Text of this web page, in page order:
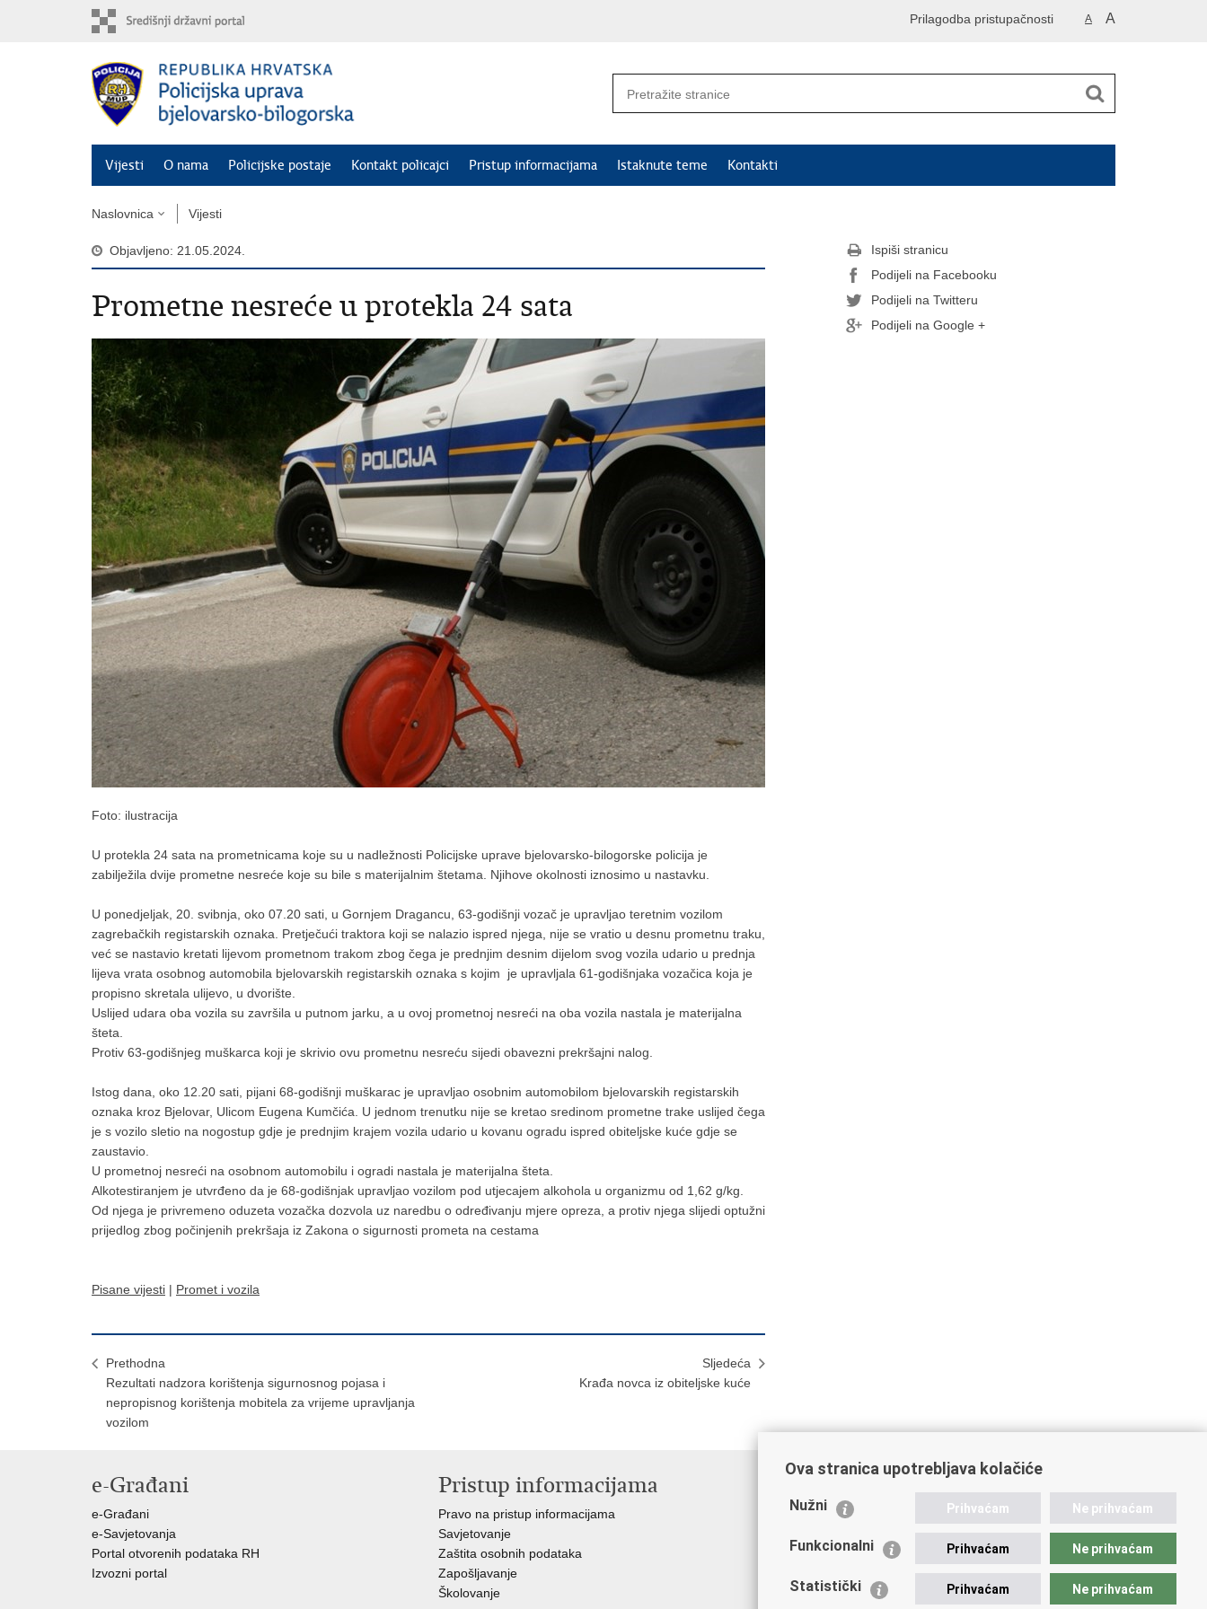
A A
Prilagodba pristupačnosti
Vijesti O nama Policijske postaje Kontakt policajci Pristup informacijama Istaknute teme Kontakti
Naslovnica Vijesti
Objavljeno: 21.05.2024.
Prometne nesreće u protekla 24 sata
Foto: ilustracija
U protekla 24 sata na prometnicama koje su u nadležnosti Policijske uprave bjelovarsko-bilogorske policija je
zabilježila dvije prometne nesreće koje su bile s materijalnim štetama. Njihove okolnosti iznosimo u nastavku.
U ponedjeljak, 20. svibnja, oko 07.20 sati, u Gornjem Dragancu, 63-godišnji vozač je upravljao teretnim vozilom
zagrebačkih registarskih oznaka. Pretječući traktora koji se nalazio ispred njega, nije se vratio u desnu prometnu traku,
već se nastavio kretati lijevom prometnom trakom zbog čega je prednjim desnim dijelom svog vozila udario u prednja
lijeva vrata osobnog automobila bjelovarskih registarskih oznaka s kojim je upravljala 61-godišnjaka vozačica koja je
propisno skretala ulijevo, u dvorište.
Uslijed udara oba vozila su završila u putnom jarku, a u ovoj prometnoj nesreći na oba vozila nastala je materijalna
šteta.
Protiv 63-godišnjeg muškarca koji je skrivio ovu prometnu nesreću sijedi obavezni prekršajni nalog.
Istog dana, oko 12.20 sati, pijani 68-godišnji muškarac je upravljao osobnim automobilom bjelovarskih registarskih
oznaka kroz Bjelovar, Ulicom Eugena Kumčića. U jednom trenutku nije se kretao sredinom prometne trake uslijed čega
je s vozilo sletio na nogostup gdje je prednjim krajem vozila udario u kovanu ogradu ispred obiteljske kuće gdje se
zaustavio.
U prometnoj nesreći na osobnom automobilu i ogradi nastala je materijalna šteta.
Alkotestiranjem je utvrđeno da je 68-godišnjak upravljao vozilom pod utjecajem alkohola u organizmu od 1,62 g/kg.
Od njega je privremeno oduzeta vozačka dozvola uz naredbu o određivanju mjere opreza, a protiv njega slijedi optužni
prijedlog zbog počinjenih prekršaja iz Zakona o sigurnosti prometa na cestama
Pisane vijesti | Promet i vozila
Prethodna
Rezultati nadzora korištenja sigurnosnog pojasa i
nepropisnog korištenja mobitela za vrijeme upravljanja
vozilom
Sljedeća
Krađa novca iz obiteljske kuće
Ispiši stranicu
Podijeli na Facebooku
Podijeli na Twitteru
Podijeli na Google +
e-Građani
e-Građani
e-Savjetovanja
Portal otvorenih podataka RH
Izvozni portal
Pristup informacijama
Pravo na pristup informacijama
Savjetovanje
Zaštita osobnih podataka
Zapošljavanje
Školovanje
Važne poveznice
Ministarstvo unutarnjih poslova
Udruge
Policijska akademija
Ova stranica upotrebljava kolačiće
Nužni Prihvaćam Ne prihvaćam
Funkcionalni Prihvaćam Ne prihvaćam
Statistički Prihvaćam Ne prihvaćam